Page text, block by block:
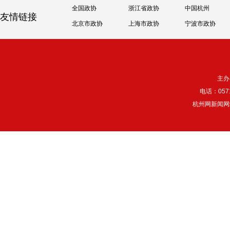
友情链接
全国政协 浙江省政协 中国杭州
北京市政协 上海市政协 宁波市政协
主
电话：
杭州网新闻